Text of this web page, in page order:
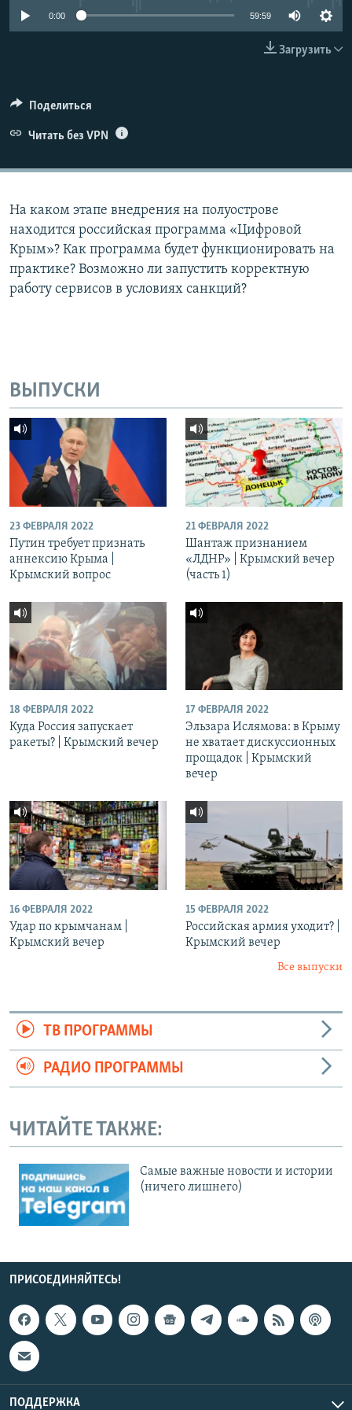
ПОБЕДИТЕЛЕЙ НЕ СУДЯТ?
УКРАИНСКАЯ ПРОБЛЕМА КРЫМА
ПРИСОЕДИНЯЙТЕСЬ!
0:00 59:59
Загрузить
Поделиться
Читать без VPN
На каком этапе внедрения на полуострове
находится российская программа «Цифровой
Крым»? Как программа будет функционировать на
практике? Возможно ли запустить корректную
работу сервисов в условиях санкций?
ВЫПУСКИ
23 ФЕВРАЛЯ 2022
Путин требует признать
аннексию Крыма |
Крымский вопрос
21 ФЕВРАЛЯ 2022
Шантаж признанием
«ЛДНР» | Крымский вечер
(часть 1)
18 ФЕВРАЛЯ 2022
Куда Россия запускает
ракеты? | Крымский вечер
17 ФЕВРАЛЯ 2022
Эльзара Ислямова: в Крыму
не хватает дискуссионных
прощадок | Крымский
вечер
16 ФЕВРАЛЯ 2022
Удар по крымчанам |
Крымский вечер
15 ФЕВРАЛЯ 2022
Российская армия уходит? |
Крымский вечер
Все выпуски
ТВ ПРОГРАММЫ
РАДИО ПРОГРАММЫ
ЧИТАЙТЕ ТАКЖЕ:
Cамые важные новости и истории
(ничего лишнего)
ПРИСОЕДИНЯЙТЕСЬ!
ПОДДЕРЖКА